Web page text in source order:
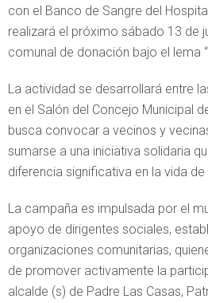
con el Banco de Sangre del
realizará el próximo sábado 13 de
comunal de donación bajo el lema
La actividad se desarrollará entre
en el Salón del Concejo Municipal
busca convocar a vecinos y
sumarse a una iniciativa solidaria
diferencia significativa en la vida
La campaña es impulsada por el
apoyo de dirigentes sociales,
organizaciones comunitarias,
de promover activamente la
alcalde (s) de Padre Las Casas,